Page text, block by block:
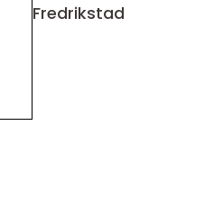
Fredrikstad